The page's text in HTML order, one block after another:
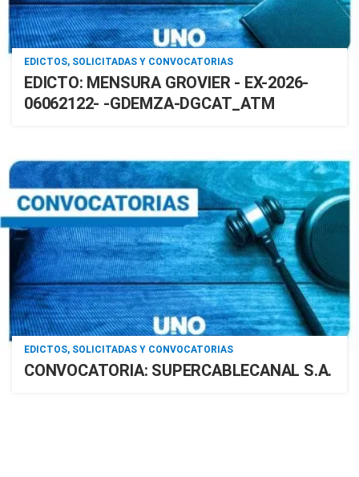
EDICTOS, SOLICITADAS Y CONVOCATORIAS
EDICTO: MENSURA GROVIER - EX-2026-
06062122- -GDEMZA-DGCAT_ATM
EDICTOS, SOLICITADAS Y CONVOCATORIAS
CONVOCATORIA: SUPERCABLECANAL S.A.